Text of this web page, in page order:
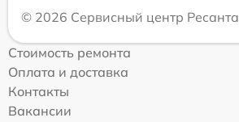
© 2026 Сервисный центр Ресанта
Стоимость ремонта
Оплата и доставка
Контакты
Вакансии